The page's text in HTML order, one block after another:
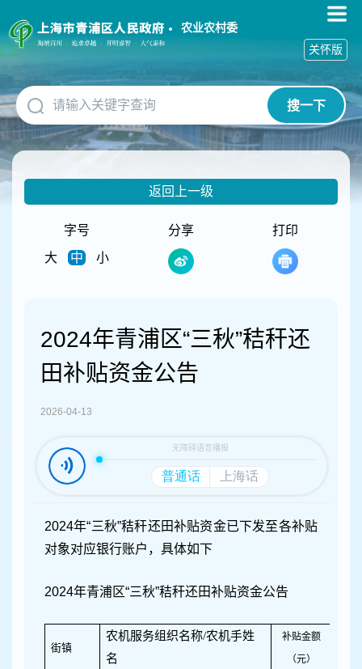
障
碍
作
说
明
跳
到
网
农业农村委
搜一下
关怀版
返回上一级
字号
大
中 小
分享 打印
2024年青浦区“三秋”秸秆还
田补贴资金公告
2026-04-13
2024年“三秋”秸秆还田补贴资金已下发至各补贴
对象对应银行账户，具体如下
2024年青浦区“三秋”秸秆还田补贴资金公告
街镇
农机服务组织名称/农机手姓
名
补贴金额
（元）